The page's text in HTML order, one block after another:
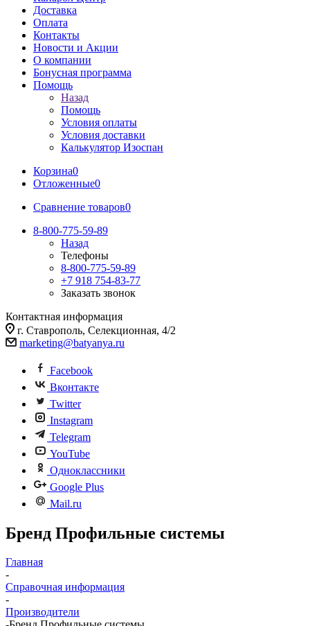
Доставка
Оплата
Контакты
Новости и Акции
О компании
Бонусная программа
Помощь
Назад
Помощь
Условия оплаты
Условия доставки
Калькулятор Изоспан
Корзина0
Отложенные0
Сравнение товаров0
8-800-775-59-89
Назад
Телефоны
8-800-775-59-89
+7 918 754-83-77
Заказать звонок
Контактная информация
г. Ставрополь, Селекционная, 4/2
marketing@batyanya.ru
Facebook
Вконтакте
Twitter
Instagram
Telegram
YouTube
Одноклассники
Google Plus
Mail.ru
Бренд Профильные системы
Главная
-
Справочная информация
-
Производители